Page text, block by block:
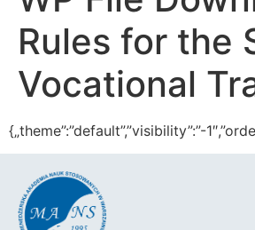
Rules for the
Vocational
{„theme”:”default”,”visibility”:”-